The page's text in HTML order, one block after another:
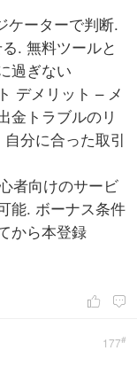
ケーターで判断.
. 無料ツールと
過ぎない
デメリット – メ
金トラブルのリ
分に合った取引
者向けのサービ
能. ボーナス条件
から本登録
 
177#